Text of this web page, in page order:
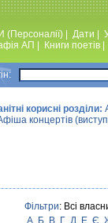
(Персоналії) Дати
АП Книги поетiв
корисні розділи:
концертів
Фільтри: Всі
А Б В Г Д Е Є